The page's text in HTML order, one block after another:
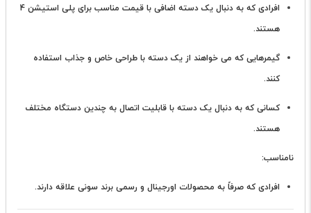
افرادی که به دنبال یک دسته اضافی
با قیمت مناسب برای پلی استیشن 4
هستند.
گیمرهایی که می خواهند از یک دسته با طراحی خاص و جذاب استفاده
کنند.
کسانی که به دنبال یک دسته با قابلیت اتصال به چندین دستگاه مختلف
هستند.
نامناسب:
افرادی که صرفاً به محصولات اورجینال و رسمی برند سونی علاقه دارند.